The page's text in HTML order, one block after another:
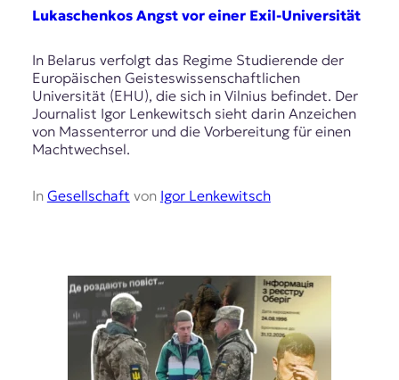
Lukaschenkos Angst vor einer Exil-Universität
In Belarus verfolgt das Regime Studierende der
Europäischen Geisteswissenschaftlichen
Universität (EHU), die sich in Vilnius befindet. Der
Journalist Igor Lenkewitsch sieht darin Anzeichen
von Massenterror und die Vorbereitung für einen
Machtwechsel.
In Gesellschaft von Igor Lenkewitsch